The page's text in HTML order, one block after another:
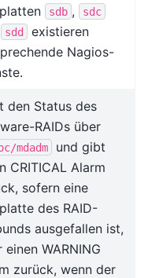
sdb , sdc
sdd
existieren
Nagios-
den Status des
RAIDs über
mdadm
und gibt
CRITICAL Alarm
sofern eine
des RAID-
ausgefallen ist,
einen WARNING
zurück, wenn der